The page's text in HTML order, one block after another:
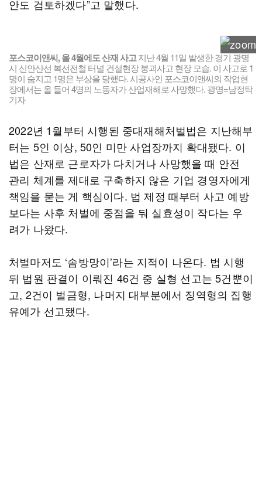
안도 검토하겠다”고 말했다.
포스코이앤씨, 올 4월에도 산재 사고지난 4월 11일 발생한 경기 광명
시 신안산선 복선전철 터널 건설현장 붕괴사고 현장 모습. 이 사고로 1
명이 숨지고 1명은 부상을 당했다. 시공사인 포스코이앤씨의 작업현
장에서는 올 들어 4명의 노동자가 산업재해로 사망했다. 광명=남정탁
기자
2022년 1월부터 시행된 중대재해처벌법은 지난해부
터는 5인 이상, 50인 미만 사업장까지 확대됐다. 이
법은 산재로 근로자가 다치거나 사망했을 때 안전
관리 체계를 제대로 구축하지 않은 기업 경영자에게
책임을 묻는 게 핵심이다. 법 제정 때부터 사고 예방
보다는 사후 처벌에 중점을 둬 실효성이 작다는 우
려가 나왔다.
처벌마저도 ‘솜방망이’라는 지적이 나온다. 법 시행
뒤 법원 판결이 이뤄진 46건 중 실형 선고는 5건뿐이
고, 2건이 벌금형, 나머지 대부분에서 징역형의 집행
유예가 선고됐다.